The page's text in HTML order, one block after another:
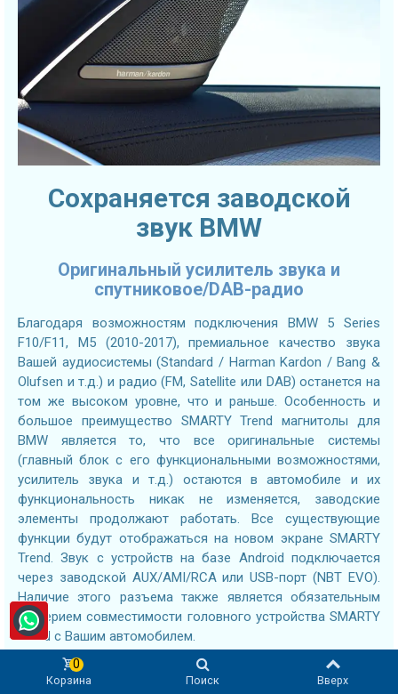
Сохраняется заводской
звук BMW
Оригинальный усилитель звука и
спутниковое/DAB-радио
Благодаря возможностям подключения BMW 5 Series
F10/F11, M5 (2010-2017), премиальное качество звука
Вашей аудиосистемы (Standard / Harman Kardon / Bang &
Olufsen и т.д.) и радио (FM, Satellite или DAB) останется на
том же высоком уровне, что и раньше. Особенность и
большое преимущество SMARTY Trend магнитолы для
BMW является то, что все оригинальные системы
(главный блок с его функциональными возможностями,
усилитель звука и т.д.) остаются в автомобиле и их
функциональность никак не изменяется, заводские
элементы продолжают работать. Все существующие
функции будут отображаться на новом экране SMARTY
Trend. Звук с устройств на базе Android подключается
через заводской AUX/AMI/RCA или USB-порт (NBT EVO).
Наличие этого разъема также является обязательным
критерием совместимости головного устройства SMARTY
Trend с Вашим автомобилем.
Корзина
0
Поиск Вверх